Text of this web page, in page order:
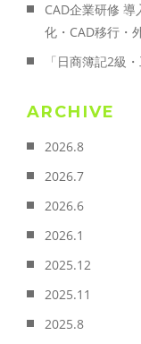
CAD企業研修
化・CAD移行・
「日商簿記2級
ARCHIVE
2026.8
2026.7
2026.6
2026.1
2025.12
2025.11
2025.8